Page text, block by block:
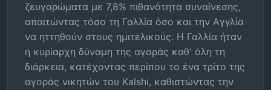
ζευγαρώματα με 7,8% πιθανότητα συναίνεσης,
απαιτώντας τόσο τη Γαλλία όσο και την Αγγλία
να ηττηθούν στους ημιτελικούς. Η Γαλλία ήταν
η κυρίαρχη δύναμη της αγοράς καθ' όλη τη
διάρκεια, κατέχοντας περίπου το ένα τρίτο της
αγοράς νικητών του Kalshi, καθιστώντας την